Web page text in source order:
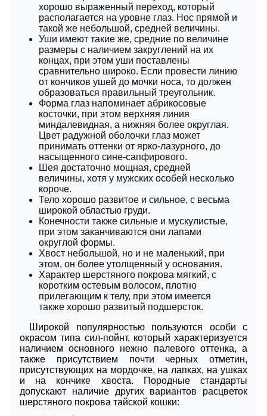
хорошо выраженный переход, который
располагается на уровне глаз. Нос прямой и
такой же небольшой, средней величины.
Уши имеют такие же, средние по величине
размеры с наличием закруглений на их
концах, при этом уши поставлены
сравнительно широко. Если провести линию
от кончиков ушей до мочки носа, то должен
образоваться правильный треугольник.
Форма глаз напоминает абрикосовые
косточки, при этом верхняя линия
миндалевидная, а нижняя более округлая.
Цвет радужной оболочки глаз может
принимать оттенки от ярко-лазурного, до
насыщенного сине-сапфирового.
Шея достаточно мощная, средней
величины, хотя у мужских особей несколько
короче.
Тело хорошо развитое и сильное, с весьма
широкой областью груди.
Конечности также сильные и мускулистые,
при этом заканчиваются они лапами
округлой формы.
Хвост небольшой, но и не маленький, при
этом, он более утолщенный у основания.
Характер шерстяного покрова мягкий, с
коротким остевым волосом, плотно
прилегающим к телу, при этом имеется
также хорошо развитый подшерсток.
Широкой популярностью пользуются особи с
окрасом типа сил-пойнт, который характеризуется
наличием основного нежно палевого оттенка, а
также присутствием почти черных отметин,
присутствующих на мордочке, на лапках, на ушках
и на кончике хвоста. Породные стандарты
допускают наличие других вариантов расцветок
шерстяного покрова тайской кошки: